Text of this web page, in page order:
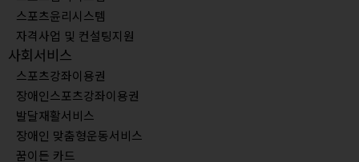
스포츠윤리시스템
자격사업 및 컨설팅지원
사회서비스
스포츠강좌이용권
장애인스포츠강좌이용권
발달재활서비스
장애인 맞춤형운동서비스
꿈이든 카드